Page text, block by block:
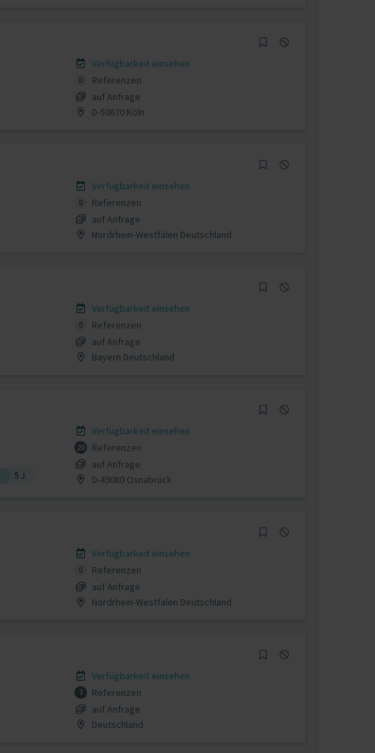
Verfügbarkeit einsehen
0
Referenzen
auf Anfrage
D-50670 Köln
Verfügbarkeit einsehen
0
Referenzen
auf Anfrage
Nordrhein-Westfalen Deutschland
Verfügbarkeit einsehen
0
Referenzen
auf Anfrage
Bayern Deutschland
5 J.
Verfügbarkeit einsehen
20
Referenzen
auf Anfrage
D-49080 Osnabrück
Verfügbarkeit einsehen
0
Referenzen
auf Anfrage
Nordrhein-Westfalen Deutschland
Verfügbarkeit einsehen
7
Referenzen
auf Anfrage
Deutschland